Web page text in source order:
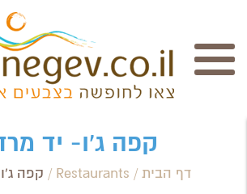
חיפוש
Search Category / Business
קפה ג'ו- יד
דף הבית /
Restaurants
/ קפה